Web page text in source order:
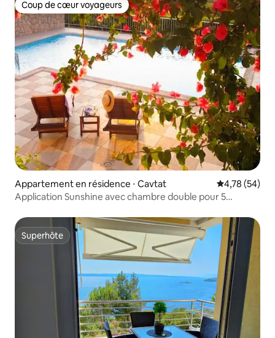
Coup de cœur voyageurs
Coup de cœur voyageurs
Appartement en résidence ⋅ Cavtat Évaluation
4,78 (54)
Application Sunshine avec chambre double pour 5
Superhôte
Superhôte